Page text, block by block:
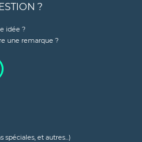
?
idée ?
une remarque ?
spéciales, et autres...)